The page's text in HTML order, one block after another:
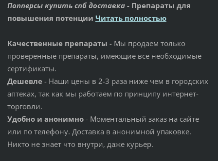
Попперсы купить спб доставка- Препараты для
повышения потенции Читать полностью
Качественные препараты - Мы продаем только
проверенные препараты, имеющие все необходимые
сертификаты.
Дешевле- Наши цены в 2-3 раза ниже чем в городских
аптеках, так как мы работаем по принципу интернет-
торговли.
Удобно и анонимно- Моментальный заказ на сайте
или по телефону. Доставка в анонимной упаковке.
Никто не знает что внутри, даже курьер.